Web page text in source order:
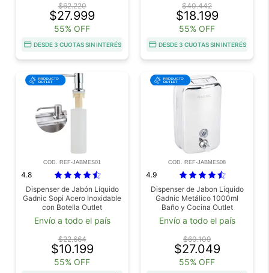
$62.220
$27.999
55% OFF
DESDE 3 CUOTAS SIN INTERÉS
$40.442
$18.199
55% OFF
DESDE 3 CUOTAS SIN INTERÉS
COD. REF-JABMES01
4.8
Dispenser de Jabón Líquido
Gadnic Sopi Acero Inoxidable
con Botella Outlet
Envío a todo el país
$22.664
$10.199
55% OFF
COD. REF-JABMES08
4.9
Dispenser de Jabon Liquido
Gadnic Metálico 1000ml
Baño y Cocina Outlet
Envío a todo el país
$60.109
$27.049
55% OFF